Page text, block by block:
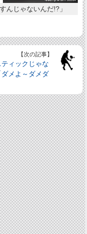
んじゃないんだ!?」
【次の記事】
ティックじゃな
ダメよ～ダメダ